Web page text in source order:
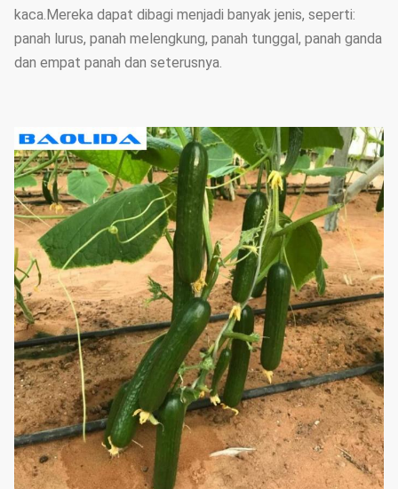
kaca.Mereka dapat dibagi menjadi banyak jenis, seperti:
panah lurus, panah melengkung, panah tunggal, panah ganda
dan empat panah dan seterusnya.